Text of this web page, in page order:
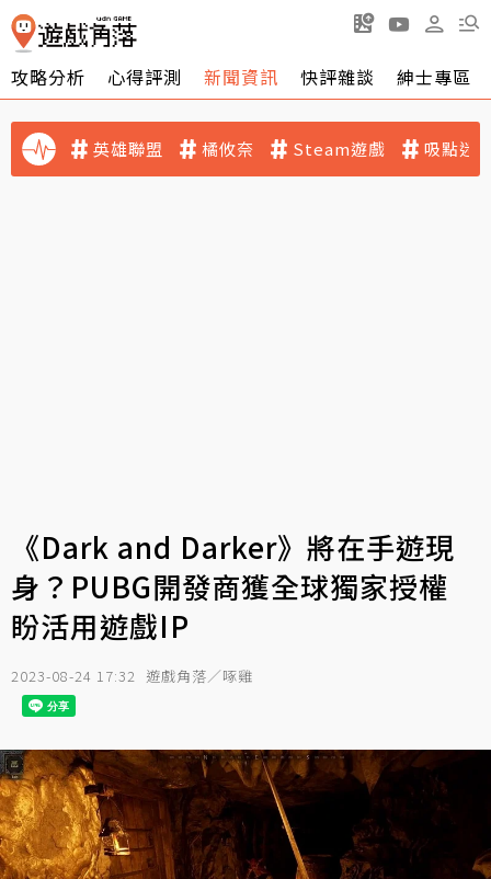
攻略分析 心得評測 新聞資訊 快評雜談 紳士專區
英雄聯盟 橘攸奈 Steam遊戲 吸點迷
《Dark and Darker》將在手遊現
身？PUBG開發商獲全球獨家授權
盼活用遊戲IP
2023-08-24 17:32 遊戲角落／啄雞